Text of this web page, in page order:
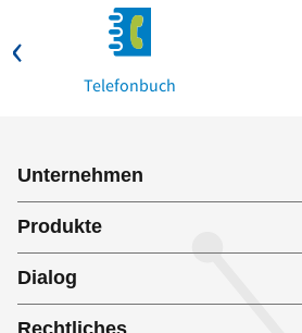
Telefonbuch
Unternehmen
Produkte
Dialog
Rechtliches